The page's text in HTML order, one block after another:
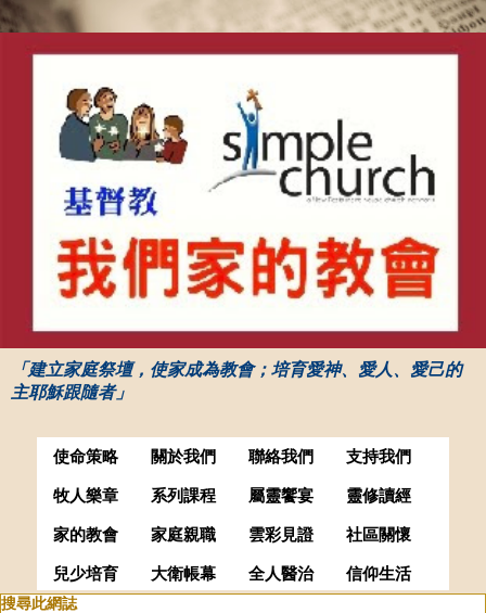
「建立家庭祭壇，使家成為教會；培育愛神、愛人、愛己的
主耶穌跟隨者」
使命策略 關於我們 聯絡我們 支持我們
牧人樂章 系列課程 屬靈饗宴 靈修讀經
家的教會 家庭親職 雲彩見證 社區關懷
兒少培育 大衛帳幕 全人醫治
信仰生活
搜尋此網誌